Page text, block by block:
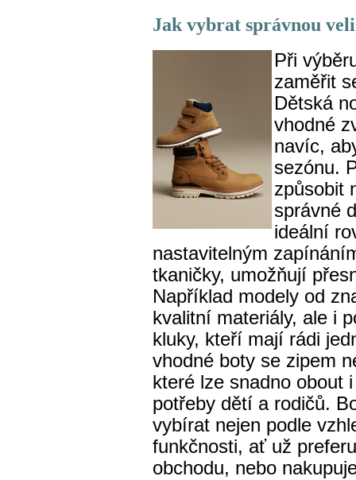
Jak vybrat správnou
Při
zaměřit
Dětská
vhodné
navíc,
sezónu.
způsobit
správné
ideální
nastavitelným
tkaničky, umožňují
Například modely od
kvalitní materiály, ale i
kluky, kteří mají rádi
vhodné boty se zipem
které lze snadno obout
potřeby dětí a rodičů.
vybírat nejen podle
funkčnosti, ať už
obchodu, nebo